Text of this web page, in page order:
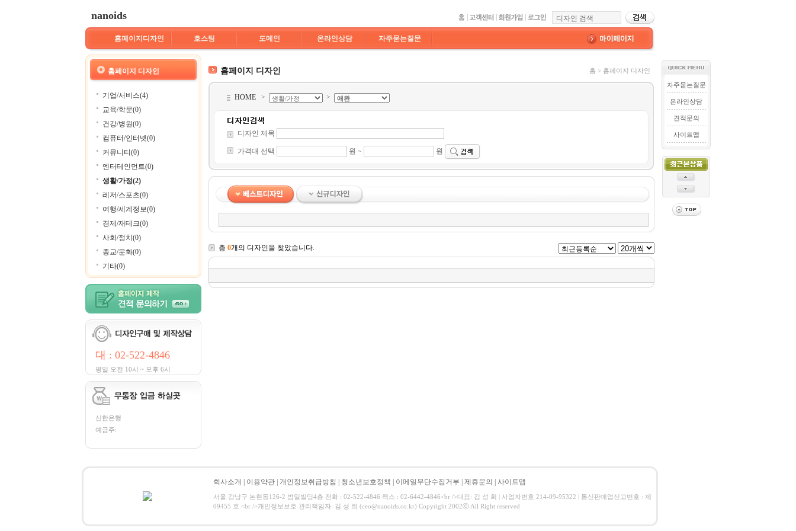
nanoids
홈페이지디자인 호스팅 도메인 온라인상담 자주묻는질문
홈페이지 디자인
기업/서비스(4)
교육/학문(0)
건강/병원(0)
컴퓨터/인터넷(0)
커뮤니티(0)
엔터테인먼트(0)
생활/가정(2)
레저/스포츠(0)
여행/세계정보(0)
경제/재테크(0)
사회/정치(0)
종교/문화(0)
기타(0)
대 : 02-522-4846
평일 오전 10시 ~ 오후 6시
신한은행
예금주:
홈페이지 디자인 홈 > 홈페이지 디자인
HOME > >
디자인 제목
가격대 선택 원 ~ 원
총 0개의 디자인을 찾았습니다.
자주묻는질문
온라인상담
견적문의
사이트맵
회사소개 이용약관 개인정보취급방침 청소년보호정책 이메일무단수집거부 제휴문의 사이트맵
서울 강남구 논현동126-2 범일빌딩4층 전화 : 02-522-4846 팩스 : 02-6442-4846<br />대표: 김 성 희 | 사업자번호 214-09-95322 | 통신판매업신고번호 : 제
09455 호 <br />개인정보보호 관리책임자: 김 성 희 (ceo@nanoids.co.kr) Copyright 2002ⓒ All Right reserved